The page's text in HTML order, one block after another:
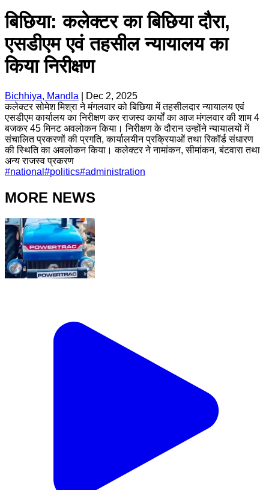
बिछिया: कलेक्टर का बिछिया दौरा,
एसडीएम एवं तहसील न्यायालय का
किया निरीक्षण
Bichhiya, Mandla
Dec 2, 2025
कलेक्टर सोमेश मिश्रा ने मंगलवार को बिछिया में तहसीलदार न्यायालय एवं
एसडीएम कार्यालय का निरीक्षण कर राजस्व कार्यों का आज मंगलवार की शाम 4
बजकर 45 मिनट अवलोकन किया। निरीक्षण के दौरान उन्होंने न्यायालयों में
संचालित प्रकरणों की प्रगति, कार्यालयीन प्रक्रियाओं तथा रिकॉर्ड संधारण
की स्थिति का अवलोकन किया। कलेक्टर ने नामांकन, सीमांकन, बंटवारा तथा
अन्य राजस्व प्रकरण
#national #politics#administration
MORE NEWS